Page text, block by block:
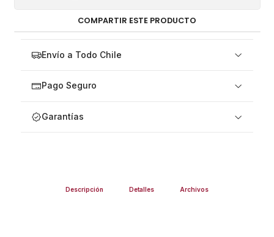
COMPARTIR ESTE PRODUCTO
Envío a Todo Chile
Pago Seguro
Garantías
Descripción Detalles Archivos